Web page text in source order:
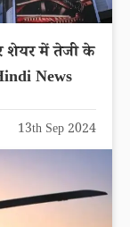
शेयर में तेजी के
खरीदने का समय है? – Hindi News
13th Sep 2024